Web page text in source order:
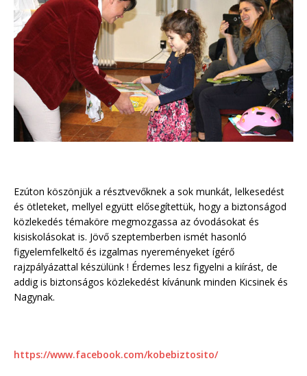
Ezúton köszönjük a résztvevőknek a sok munkát, lelkesedést
és ötleteket, mellyel együtt elősegítettük, hogy a biztonságod
közlekedés témaköre megmozgassa az óvodásokat és
kisiskolásokat is. Jövő szeptemberben ismét hasonló
figyelemfelkeltő és izgalmas nyereményeket ígérő
rajzpályázattal készülünk ! Érdemes lesz figyelni a kiírást, de
addig is biztonságos közlekedést kívánunk minden Kicsinek és
Nagynak.
https://www.facebook.com/kobebiztosito/